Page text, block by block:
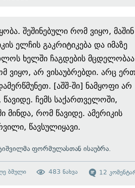
შეშინებული რომ ვიყო, მაშინ
ელჩის გაკრიტიკება და იმაზე
ხელში ჩაგდების
ვიყო, არ ვისაუბრებდი. არც
[აშშ-ში] ნამყოფი არ
ჩემს საქართველოში,
მინდა, რომ წავიდე. ამერიკის
წავსულიყავი.
ფორმულასთან ისაუბრა.
12
483 ნახვა
ბმული